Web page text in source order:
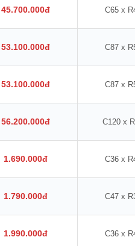
45.700.000đ C65 x
53.100.000đ C87 x
53.100.000đ C87 x
56.200.000đ C120 x
1.690.000đ C36 x
1.790.000đ C47 x
1.990.000đ C36 x